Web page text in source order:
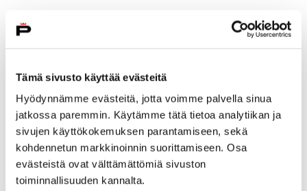
Tämä sivusto käyttää evästeitä
Hyödynnämme evästeitä, jotta voimme palvella sinua
jatkossa paremmin. Käytämme tätä tietoa analytiikan ja
sivujen käyttökokemuksen parantamiseen, sekä
kohdennetun markkinoinnin suorittamiseen. Osa
evästeistä ovat välttämättömiä sivuston
toiminnallisuuden kannalta.